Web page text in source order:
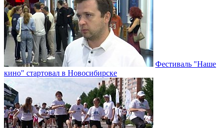
Фестиваль "Наше
кино" стартовал в Новосибирске